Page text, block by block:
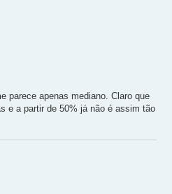
parece apenas mediano. Claro que
e a partir de 50% já não é assim tão